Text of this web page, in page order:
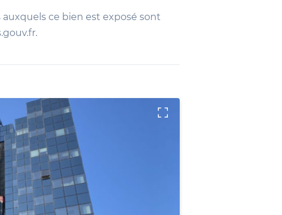
auxquels ce bien est exposé sont